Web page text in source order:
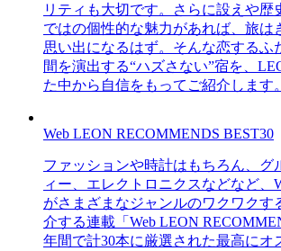
リティも大切です。さらに設えや歴
ではの個性的な魅力があれば、旅は
思い出になるはず。そんな恋するふ
間を演出する“ハズさない”宿を、
た中から自信をもってご紹介します。
Web LEON RECOMMENDS BEST30
ファッションや時計はもちろん、グ
ィー、エレクトロニクスなどなど、
がさまざまなジャンルのワクワクす
介する連載「Web LEON
年間で計30本に厳選された最高にオ